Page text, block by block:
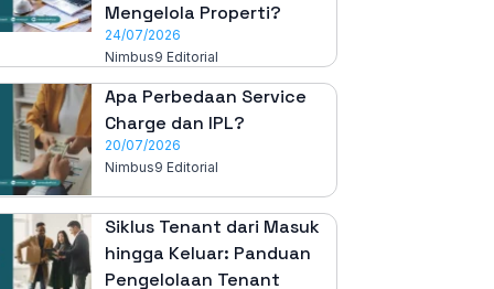
Mengelola Properti?
24/07/2026
Nimbus9 Editorial
Apa Perbedaan Service
Charge dan IPL?
20/07/2026
Nimbus9 Editorial
Siklus Tenant dari Masuk
hingga Keluar: Panduan
Pengelolaan Tenant